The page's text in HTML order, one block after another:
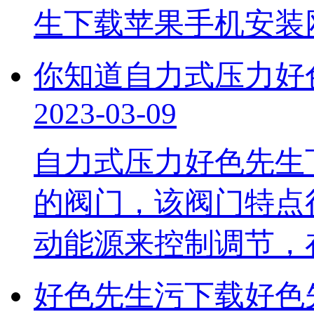
生下载苹果手机安装网
你知道自力式压力好
2023-03-09
自力式压力好色先
的阀门，该阀门特
动能源来控制调节
好色先生污下载好